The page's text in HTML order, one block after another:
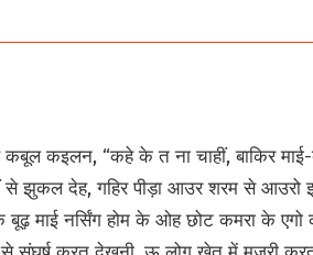
कबूल कइलन, “कहे के त ना चाहीं, बाकिर
से झुकल देह, गहिर पीड़ा आउर शरम से आउरो
बूढ़ माई नर्सिंग होम के ओह छोट कमरा के